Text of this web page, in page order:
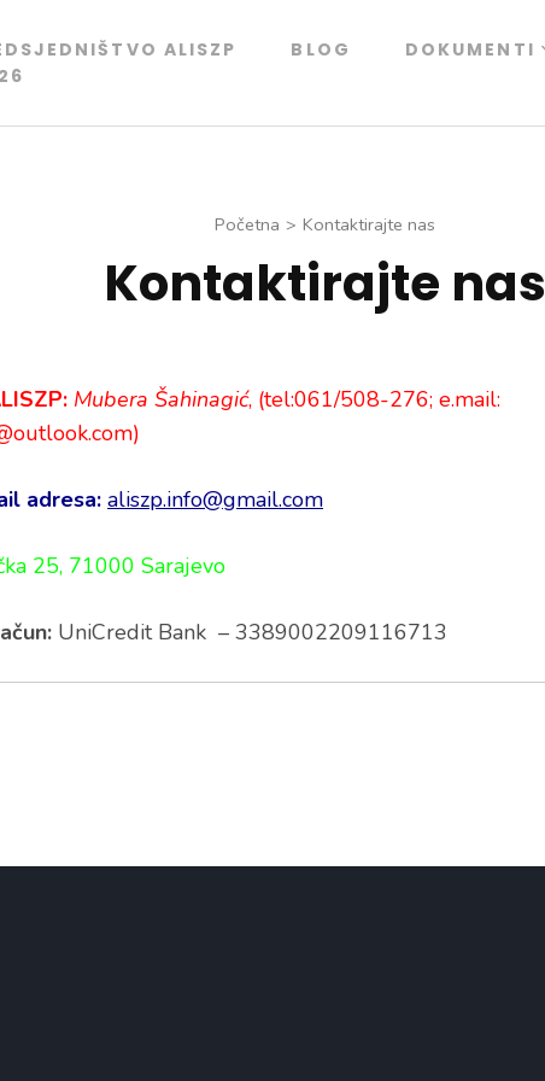
ALISZP BLOG DOKUMENTI
Početna > Kontaktirajte nas
Kontaktirajte nas
Mubera Šahinagić, (tel:061/508-276; e.mail:
adresa: aliszp.info@gmail.com
25, 71000 Sarajevo
UniCredit Bank – 3389002209116713